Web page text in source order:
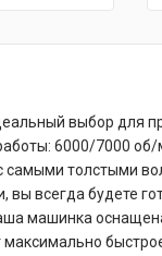
выбор для
6000/7000 об/
толстыми
вы всегда будете
машинка